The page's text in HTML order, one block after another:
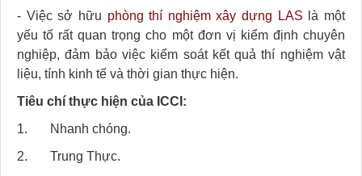
- Việc sở hữu phòng thí nghiệm xây dựng LAS là một
yếu tố rất quan trọng cho một đơn vị kiểm định chuyên
nghiệp, đảm bảo việc kiểm soát kết quả thí nghiệm vật
liệu, tính kinh tế và thời gian thực hiện.
Tiêu chí thực hiện của ICCI:
1. Nhanh chóng.
2. Trung Thực.